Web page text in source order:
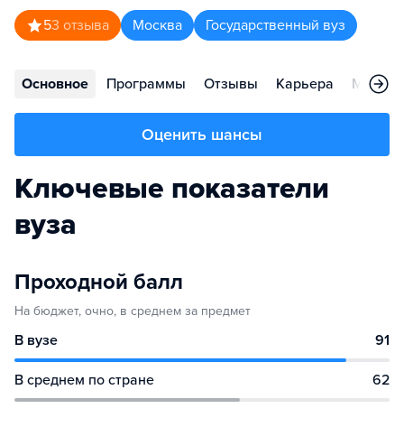
53 отзыва Москва Государственный вуз
Основное Программы Отзывы Карьера
Оценить шансы
Ключевые показатели
вуза
Проходной балл
На бюджет, очно, в среднем за предмет
В вузе 91
В среднем по стране 62